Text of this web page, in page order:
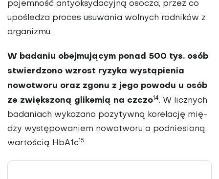
pojemność antyoksydacyjną osocza, przez co
upośledza proces usuwania wolnych rodników z
orga­nizmu.
W badaniu obejmującym ponad 500 tys. osób
stwierdzono wzrost ryzyka wystąpienia
nowo­tworu oraz zgonu z jego powodu u osób
ze zwiększoną glikemią na czczo14. W licznych
badaniach wykazano pozytywną korelację mię­
dzy występowaniem nowotworu a podniesioną
wartością HbA1c15.